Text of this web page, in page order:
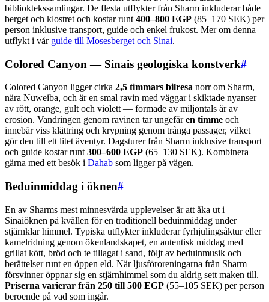
biblioktekssamlingar. De flesta utflykter från Sharm inkluderar både
berget och klostret och kostar runt 400–800 EGP (85–170 SEK) per
person inklusive transport, guide och enkel frukost. Mer om denna
utflykt i vår guide till Mosesberget och Sinai.
Colored Canyon — Sinais geologiska konstverk#
Colored Canyon ligger cirka 2,5 timmars bilresa norr om Sharm,
nära Nuweiba, och är en smal ravin med väggar i skiktade nyanser
av rött, orange, gult och violett — formade av miljontals år av
erosion. Vandringen genom ravinen tar ungefären timme och
innebär viss klättring och krypning genom trånga passager, vilket
gör den till ett litet äventyr. Dagsturer från Sharm inklusive transport
och guide kostar runt 300–600 EGP (65–130 SEK). Kombinera
gärna med ett besök i Dahab som ligger på vägen.
Beduinmiddag i öknen#
En av Sharms mest minnesvärda upplevelser är att åka ut i
Sinaiöknen på kvällen för en traditionell beduinmiddag under
stjärnklar himmel. Typiska utflykter inkluderar fyrhjulingsåktur eller
kamelridning genom ökenlandskapet, en autentisk middag med
grillat kött, bröd och te tillagat i sand, följt av beduinmusik och
berättelser runt en öppen eld. När ljusföroreningarna från Sharm
försvinner öppnar sig en stjärnhimmel som du aldrig sett maken till.
Priserna varierar från 250 till 500 EGP (55–105 SEK) per person
beroende på vad som ingår.